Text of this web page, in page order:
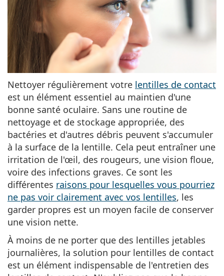
Nettoyer régulièrement votre lentilles de contact
est un élément essentiel au maintien d'une
bonne santé oculaire. Sans une routine de
nettoyage et de stockage appropriée, des
bactéries et d'autres débris peuvent s'accumuler
à la surface de la lentille. Cela peut entraîner une
irritation de l'œil, des rougeurs, une vision floue,
voire des infections graves. Ce sont les
différentes raisons pour lesquelles vous pourriez
ne pas voir clairement avec vos lentilles, les
garder propres est un moyen facile de conserver
une vision nette.
À moins de ne porter que des lentilles jetables
journalières, la solution pour lentilles de contact
est un élément indispensable de l'entretien des